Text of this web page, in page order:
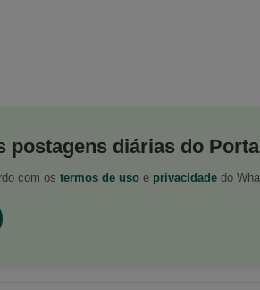
postagens diárias do
com os termos de uso e privacidade do